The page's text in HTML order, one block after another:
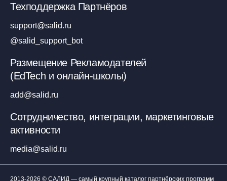
Техподдержка Партнёров
support@salid.ru
@salid_support_bot
Размещение Рекламодателей
(EdTech и онлайн-школы)
add@salid.ru
Сотрудничество, интеграции, маркетинговые
активности
media@salid.ru
2013-2026 © САЛИД — самый крупный каталог партнёрских программ